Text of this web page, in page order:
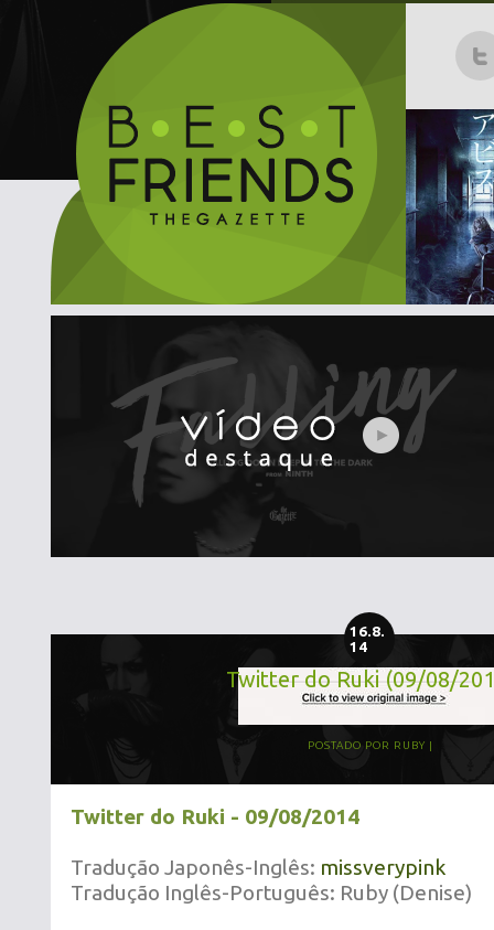
16.8.
14
Twitter do Ruki (09/08/
POSTADO POR RUBY
Twitter do Ruki - 09/08/2014
Tradução Japonês-Inglês: missverypink
Tradução Inglês-Português: Ruby (Denise)